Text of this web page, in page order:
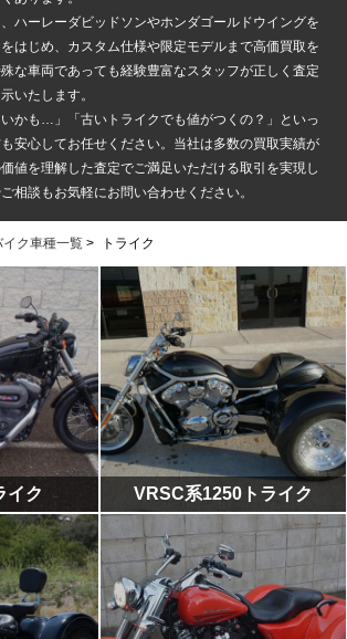
ハーレーダビッドソンやホンダゴールドウイングを
はじめ、カスタム仕様や限定モデルまで高価買取を
な車両であっても経験豊富なスタッフが正しく査定
いたします。
いかも…」「古いトライクでも値がつくの？」といっ
安心してお任せください。当社は多数の買取実績が
値を理解した査定でご満足いただける取引を実現し
相談もお気軽にお問い合わせください。
イク車種一覧 > トライク
イク VRSC系1250トライク